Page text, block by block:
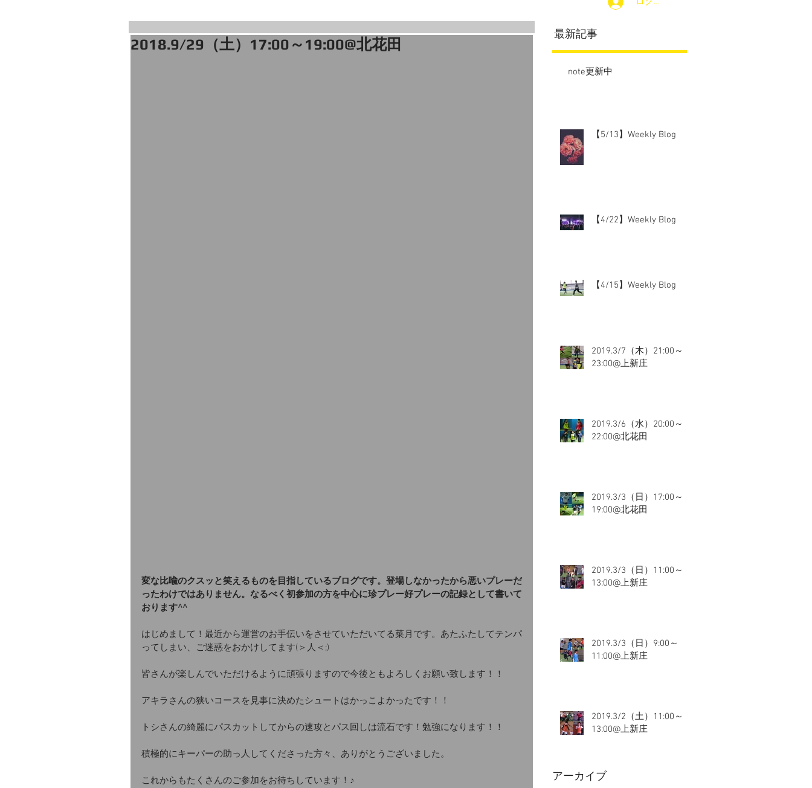
2018.9/29（土）17:00～19:00@北花田
変な比喩のクスッと笑えるものを目指しているブログです。登場しなかったから悪いプレーだ
ったわけではありません。なるべく初参加の方を中心に珍プレー好プレーの記録として書いて
おります^^
はじめまして！最近から運営のお手伝いをさせていただいてる菜月です。あたふたしてテンパ
ってしまい、ご迷惑をおかけしてます(＞人＜;)
皆さんが楽しんでいただけるように頑張りますので今後ともよろしくお願い致します！！
アキラさんの狭いコースを見事に決めたシュートはかっこよかったです！！
トシさんの綺麗にパスカットしてからの速攻とパス回しは流石です！勉強になります！！
積極的にキーパーの助っ人してくださった方々、ありがとうございました。
これからもたくさんのご参加をお待ちしています！♪
最新記事
note更新中
【5/13】Weekly Blog
【4/22】Weekly Blog
【4/15】Weekly Blog
2019.3/7（木）21:00～
23:00@上新庄
2019.3/6（水）20:00～
22:00@北花田
2019.3/3（日）17:00～
19:00@北花田
2019.3/3（日）11:00～
13:00@上新庄
2019.3/3（日）9:00～
11:00@上新庄
2019.3/2（土）11:00～
13:00@上新庄
アーカイブ